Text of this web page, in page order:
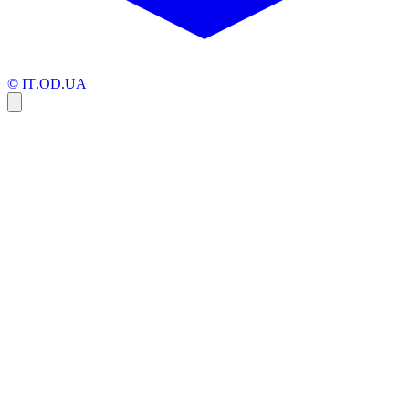
© IT.OD.UA